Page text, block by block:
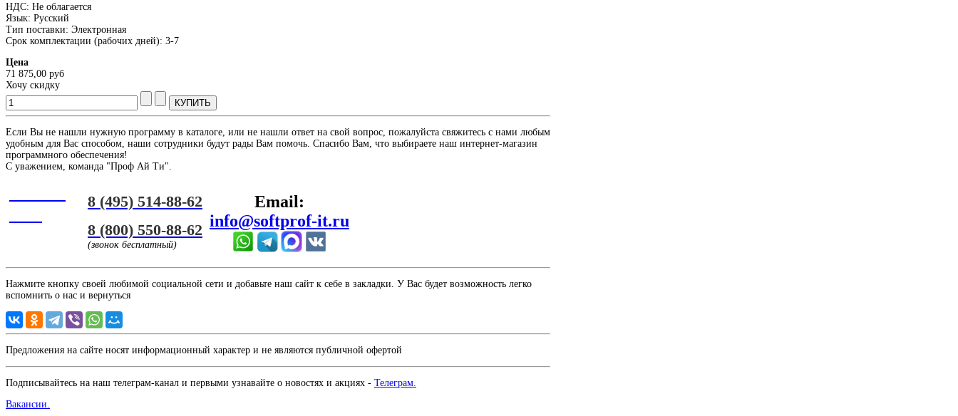
НДС: Не облагается
Язык: Русский
Тип поставки: Электронная
Срок комплектации (рабочих дней): 3-7
Цена
71 875,00 руб
Хочу скидку
Если Вы не нашли нужную программу в каталоге, или не нашли ответ на свой вопрос, пожалуйста свяжитесь с нами любым
удобным для Вас способом, наши сотрудники будут рады Вам помочь. Спасибо Вам, что выбираете наш интернет-магазин
программного обеспечения!
С уважением, команда "Проф Ай Ти".
8 (495) 514-88-62
8 (800) 550-88-62
(звонок бесплатный)
Email:
info@softprof-it.ru
Нажмите кнопку своей любимой социальной сети и добавьте наш сайт к себе в закладки. У Вас будет возможность легко
вспомнить о нас и вернуться
Предложения на сайте носят информационный характер и не являются публичной офертой
Подписывайтесь на наш телеграм-канал и первыми узнавайте о новостях и акциях - Телеграм.
Вакансии.